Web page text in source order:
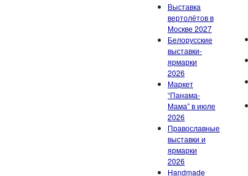
Выставка
вертолётов в
Москве 2027
Белорусские
выставки-
ярмарки
2026
Маркет
“Панама-
Мама” в июле
2026
Православные
выставки и
ярмарки
2026
Handmade